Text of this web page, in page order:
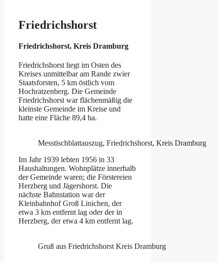
Friedrichshorst
Friedrichshorst, Kreis Dramburg
Friedrichshorst liegt im Osten des
Kreises unmittelbar am Rande zwier
Staatsforsten, 5 km östlich vom
Hochratzenberg. Die Gemeinde
Friedrichshorst war flächenmäßig die
kleinste Gemeinde im Kreise und
hatte eine Fläche 89,4 ha.
Messtischblattauszug, Friedrichshorst, Kreis Dramburg
Im Jahr 1939 lebten 1956 in 33
Haushaltungen. Wohnplätze innerhalb
der Gemeinde waren; die Förstereien
Herzberg und Jägershorst. Die
nächste Bahnstation war der
Kleinbahnhof Groß Linichen, der
etwa 3 km entfernt lag oder der in
Herzberg, der etwa 4 km entfernt lag.
Gruß aus Friedrichshorst Kreis Dramburg